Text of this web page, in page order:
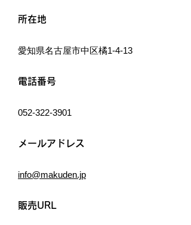
所在地
愛知県名古屋市中区橘1-4-13
電話番号
052-322-3901
メールアドレス
info@makuden.jp
販売URL